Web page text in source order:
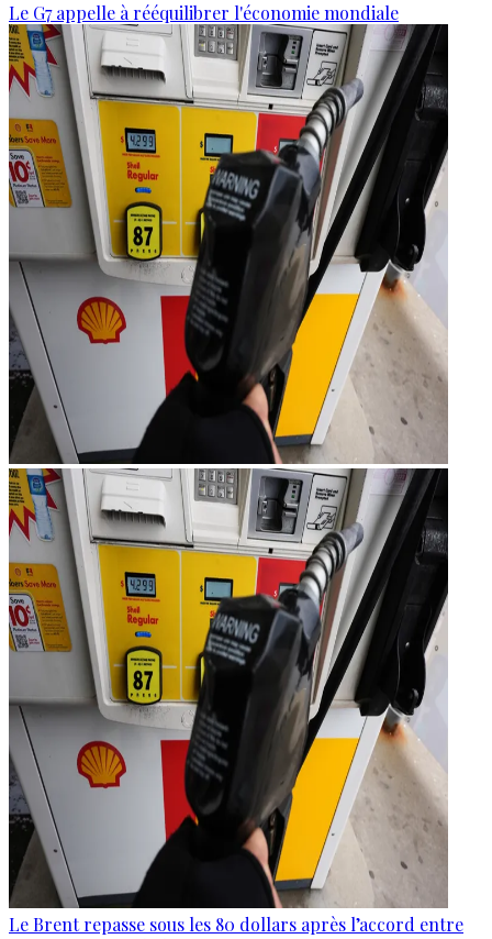
Le G7 appelle à rééquilibrer l'économie mondiale
Le Brent repasse sous les 80 dollars après l’accord entre